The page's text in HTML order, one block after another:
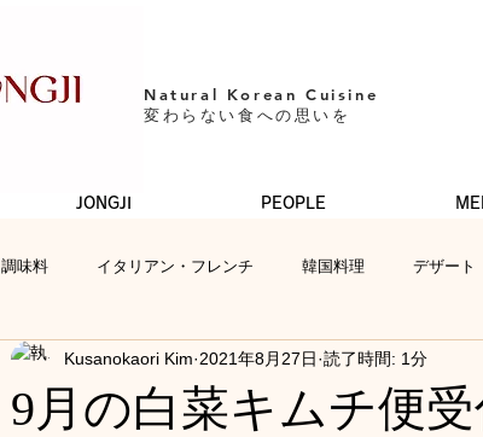
Natural Korean Cuisine​
変わらない食への思いを
JONGJI PEOPLE
調味料 イタリアン・フレンチ 韓国料理 デザート
レシピ お便り
9月の白菜キムチ便
Kusanokaori Kim 2021年8月27日 読了時間: 1分